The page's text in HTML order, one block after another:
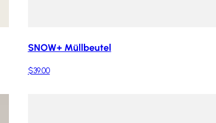
SNOW+ Müllbeutel
$39.00